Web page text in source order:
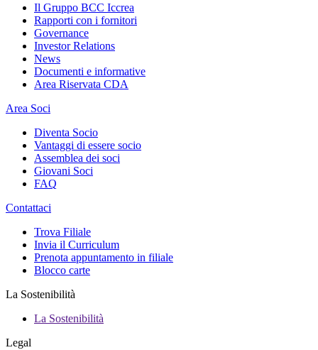
Il Gruppo BCC Iccrea
Rapporti con i fornitori
Governance
Investor Relations
News
Documenti e informative
Area Riservata CDA
Area Soci
Diventa Socio
Vantaggi di essere socio
Assemblea dei soci
Giovani Soci
FAQ
Contattaci
Trova Filiale
Invia il Curriculum
Prenota appuntamento in filiale
Blocco carte
La Sostenibilità
La Sostenibilità
Legal